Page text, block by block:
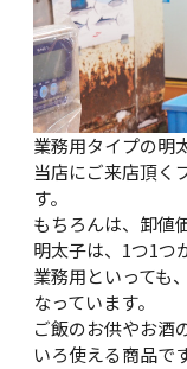
業務用タイプの明
当店にご来店頂く
す。
もちろんは、卸値
明太子は、1つ1つ
業務用といっても
なっています。
ご飯のお供やお酒
いろ使える商品です